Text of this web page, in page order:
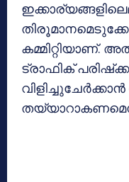
കമ്മിറ്റിയാണ്.
ട്രാഫിക്